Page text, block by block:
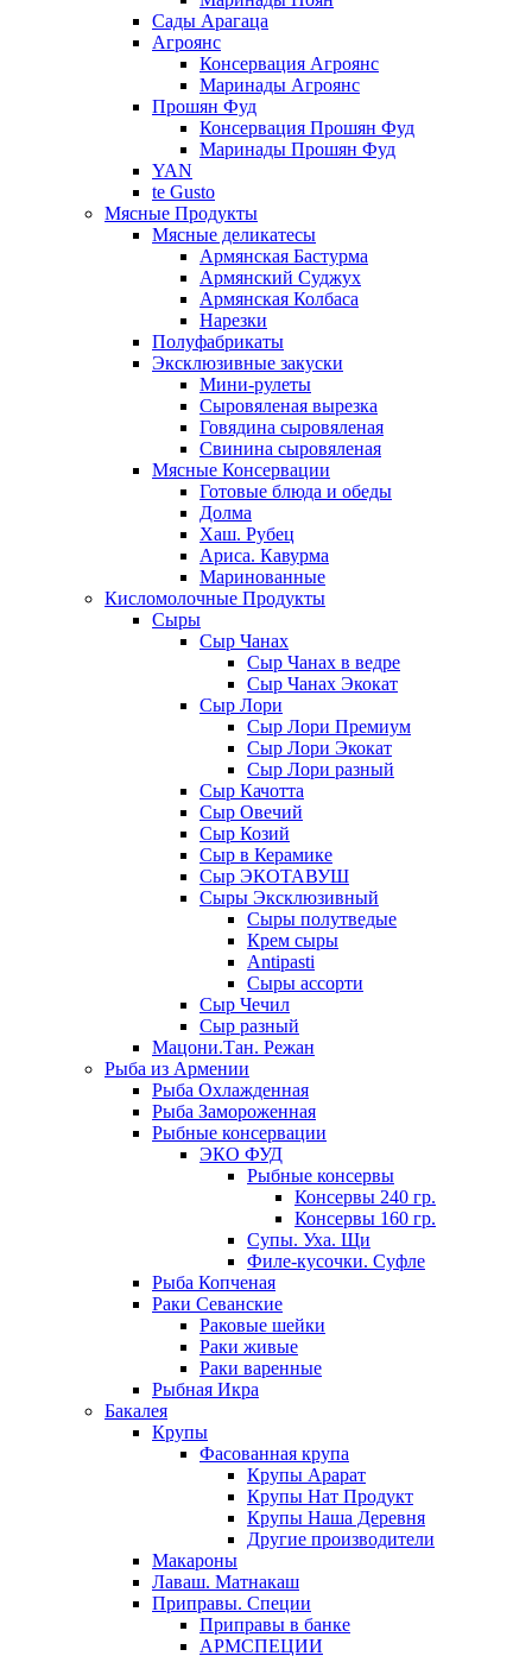
Сады Арагаца
Агроянс
Консервация Агроянс
Маринады Агроянс
Прошян Фуд
Консервация Прошян Фуд
Маринады Прошян Фуд
YAN
te Gusto
Мясные Продукты
Мясные деликатесы
Армянская Бастурма
Армянский Суджух
Армянская Колбаса
Нарезки
Полуфабрикаты
Эксклюзивные закуски
Мини-рулеты
Сыровяленая вырезка
Говядина сыровяленая
Свинина сыровяленая
Мясные Консервации
Готовые блюда и обеды
Долма
Хаш. Рубец
Ариса. Кавурма
Маринованные
Кисломолочные Продукты
Сыры
Сыр Чанах
Сыр Чанах в ведре
Сыр Чанах Экокат
Сыр Лори
Сыр Лори Премиум
Сыр Лори Экокат
Сыр Лори разный
Сыр Качотта
Сыр Овечий
Сыр Козий
Сыр в Керамике
Сыр ЭКОТАВУШ
Сыры Эксклюзивный
Сыры полутведые
Крем сыры
Antipasti
Сыры ассорти
Сыр Чечил
Сыр разный
Мацони.Тан. Режан
Рыба из Армении
Рыба Охлажденная
Рыба Замороженная
Рыбные консервации
ЭКО ФУД
Рыбные консервы
Консервы 240 гр.
Консервы 160 гр.
Супы. Уха. Щи
Филе-кусочки. Суфле
Рыба Копченая
Раки Севанские
Раковые шейки
Раки живые
Раки варенные
Рыбная Икра
Бакалея
Крупы
Фасованная крупа
Крупы Арарат
Крупы Нат Продукт
Крупы Наша Деревня
Другие производители
Макароны
Лаваш. Матнакаш
Приправы. Специи
Приправы в банке
АРМСПЕЦИИ